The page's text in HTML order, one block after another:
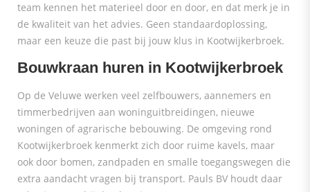
team kennen het materieel door en door, en dat merk je in
de kwaliteit van het advies. Geen standaardoplossing,
maar een keuze die past bij jouw klus in Kootwijkerbroek.
Bouwkraan huren in Kootwijkerbroek
Op de Veluwe werken veel zelfbouwers, aannemers en
timmerbedrijven aan woninguitbreidingen, nieuwe
woningen of agrarische bebouwing. De omgeving rond
Kootwijkerbroek kenmerkt zich door ruime kavels, maar
ook door bomen, zandpaden en smalle toegangswegen die
extra aandacht vragen bij transport. Pauls BV houdt daar